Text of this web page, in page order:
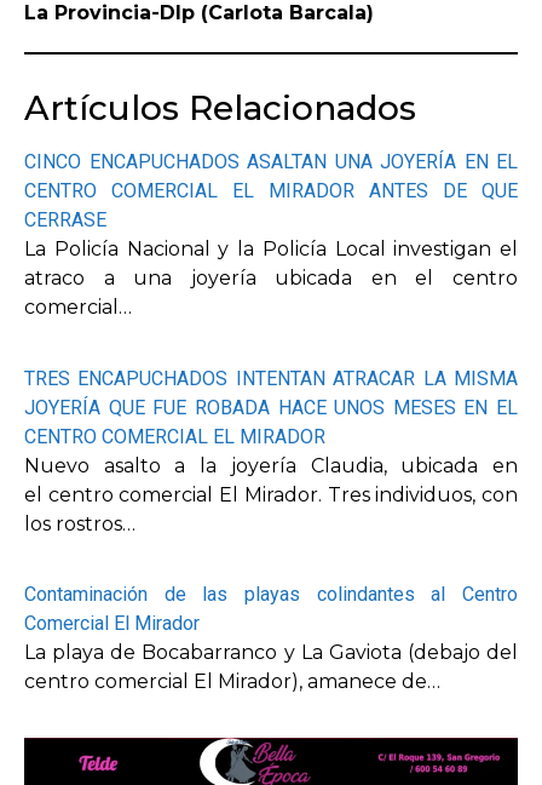
La Provincia-Dlp (Carlota Barcala)
Artículos Relacionados
CINCO ENCAPUCHADOS ASALTAN UNA JOYERÍA EN EL
CENTRO COMERCIAL EL MIRADOR ANTES DE QUE
CERRASE
La Policía Nacional y la Policía Local investigan el
atraco a una joyería ubicada en el centro
comercial…
TRES ENCAPUCHADOS INTENTAN ATRACAR LA MISMA
JOYERÍA QUE FUE ROBADA HACE UNOS MESES EN EL
CENTRO COMERCIAL EL MIRADOR
Nuevo asalto a la joyería Claudia, ubicada en
el centro comercial El Mirador. Tres individuos, con
los rostros…
Contaminación de las playas colindantes al Centro
Comercial El Mirador
La playa de Bocabarranco y La Gaviota (debajo del
centro comercial El Mirador), amanece de…